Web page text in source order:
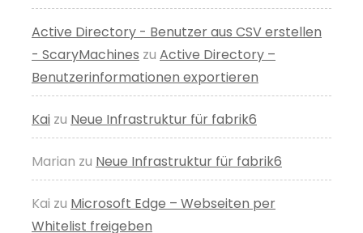
Active Directory - Benutzer aus CSV erstellen
- ScaryMachines zu Active Directory –
Benutzerinformationen exportieren
Kai zu Neue Infrastruktur für fabrik6
Marian zu Neue Infrastruktur für fabrik6
Kai zu Microsoft Edge – Webseiten per
Whitelist freigeben